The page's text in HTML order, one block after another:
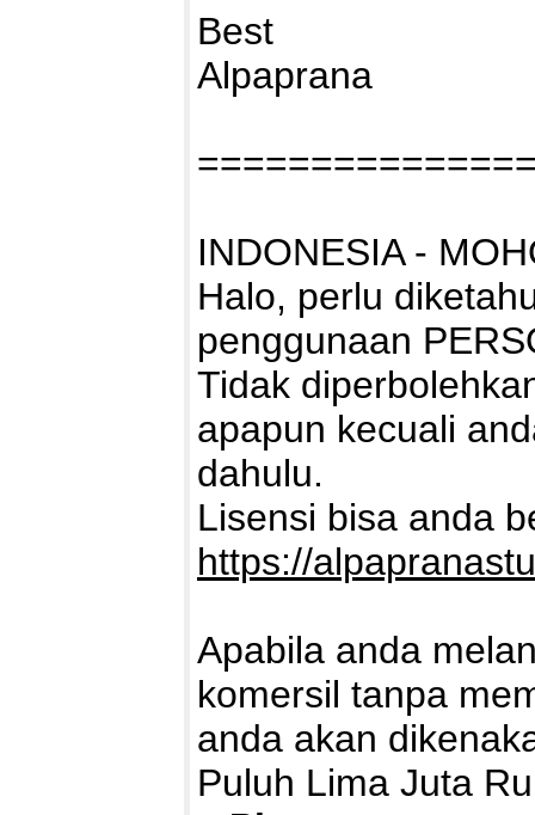
Best
Alpaprana
INDONESIA -
Halo, perlu
penggunaan
Tidak
apapun kecuali
dahulu.
Lisensi bisa anda
https://
Apabila anda
komersil tanpa
anda akan
Puluh Lima Juta